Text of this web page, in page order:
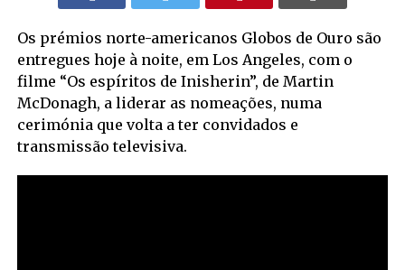
Os prémios norte-americanos Globos de Ouro são
entregues hoje à noite, em Los Angeles, com o
filme “Os espíritos de Inisherin”, de Martin
McDonagh, a liderar as nomeações, numa
cerimónia que volta a ter convidados e
transmissão televisiva.